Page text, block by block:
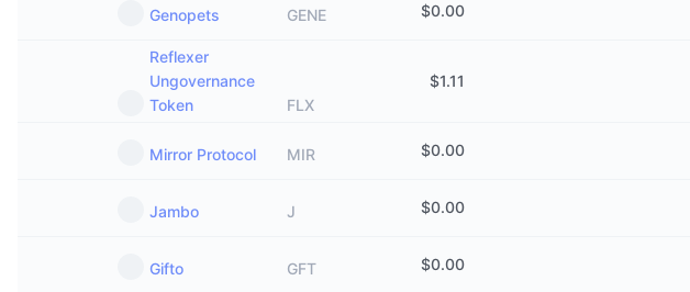
Genopets GENE $0.00
Reflexer
Ungovernance
Token
FLX
$1.11
Mirror Protocol MIR $0.00
Jambo J $0.00
Gifto GFT $0.00